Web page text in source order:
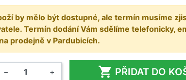
by mělo být dostupné, ale termín musíme
Termín dodání Vám sdělíme telefonicky,
prodejně v Pardubicích.
− +  PŘIDAT DO